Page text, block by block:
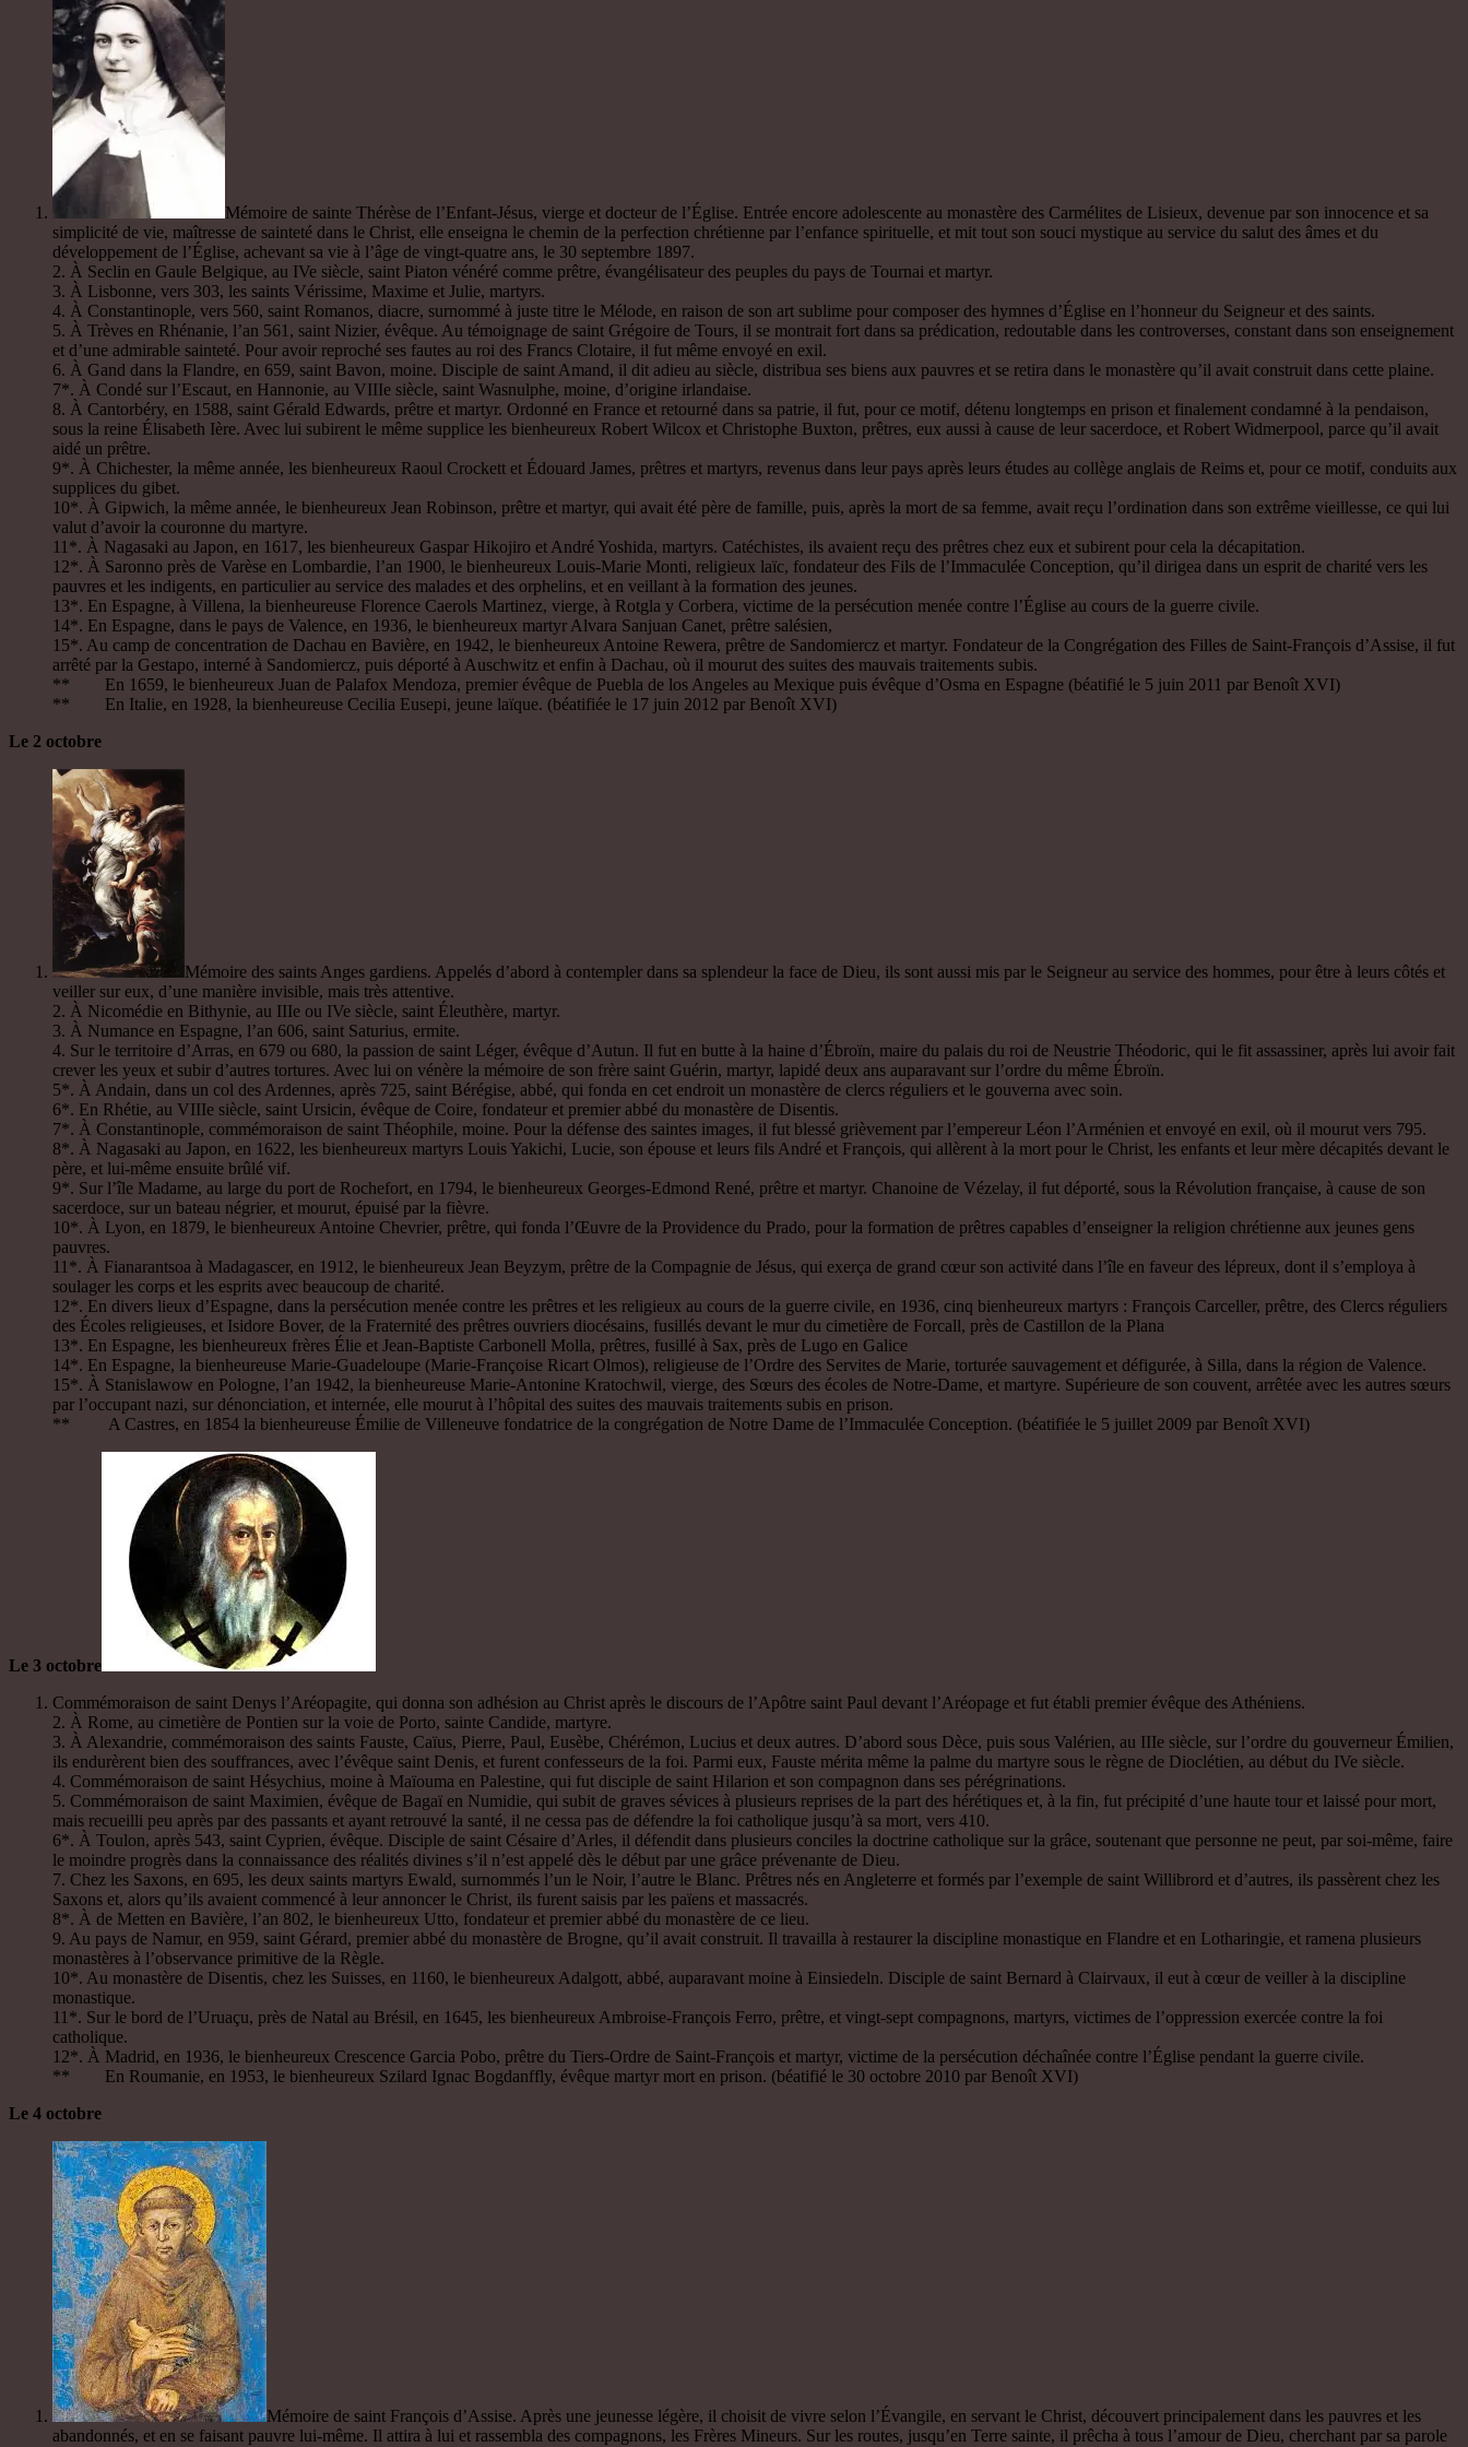
Mémoire de sainte Thérèse de l’Enfant-Jésus, vierge et docteur de l’Église. Entrée encore adolescente au monastère des Carmélites de Lisieux, devenue par son innocence et sa
simplicité de vie, maîtresse de sainteté dans le Christ, elle enseigna le chemin de la perfection chrétienne par l’enfance spirituelle, et mit tout son souci mystique au service du salut des âmes et du
développement de l’Église, achevant sa vie à l’âge de vingt-quatre ans, le 30 septembre 1897.
2. À Seclin en Gaule Belgique, au IVe siècle, saint Piaton vénéré comme prêtre, évangélisateur des peuples du pays de Tournai et martyr.
3. À Lisbonne, vers 303, les saints Vérissime, Maxime et Julie, martyrs.
4. À Constantinople, vers 560, saint Romanos, diacre, surnommé à juste titre le Mélode, en raison de son art sublime pour composer des hymnes d’Église en l’honneur du Seigneur et des saints.
5. À Trèves en Rhénanie, l’an 561, saint Nizier, évêque. Au témoignage de saint Grégoire de Tours, il se montrait fort dans sa prédication, redoutable dans les controverses, constant dans son enseignement
et d’une admirable sainteté. Pour avoir reproché ses fautes au roi des Francs Clotaire, il fut même envoyé en exil.
6. À Gand dans la Flandre, en 659, saint Bavon, moine. Disciple de saint Amand, il dit adieu au siècle, distribua ses biens aux pauvres et se retira dans le monastère qu’il avait construit dans cette plaine.
7*. À Condé sur l’Escaut, en Hannonie, au VIIIe siècle, saint Wasnulphe, moine, d’origine irlandaise.
8. À Cantorbéry, en 1588, saint Gérald Edwards, prêtre et martyr. Ordonné en France et retourné dans sa patrie, il fut, pour ce motif, détenu longtemps en prison et finalement condamné à la pendaison,
sous la reine Élisabeth Ière. Avec lui subirent le même supplice les bienheureux Robert Wilcox et Christophe Buxton, prêtres, eux aussi à cause de leur sacerdoce, et Robert Widmerpool, parce qu’il avait
aidé un prêtre.
9*. À Chichester, la même année, les bienheureux Raoul Crockett et Édouard James, prêtres et martyrs, revenus dans leur pays après leurs études au collège anglais de Reims et, pour ce motif, conduits aux
supplices du gibet.
10*. À Gipwich, la même année, le bienheureux Jean Robinson, prêtre et martyr, qui avait été père de famille, puis, après la mort de sa femme, avait reçu l’ordination dans son extrême vieillesse, ce qui lui
valut d’avoir la couronne du martyre.
11*. À Nagasaki au Japon, en 1617, les bienheureux Gaspar Hikojiro et André Yoshida, martyrs. Catéchistes, ils avaient reçu des prêtres chez eux et subirent pour cela la décapitation.
12*. À Saronno près de Varèse en Lombardie, l’an 1900, le bienheureux Louis-Marie Monti, religieux laïc, fondateur des Fils de l’Immaculée Conception, qu’il dirigea dans un esprit de charité vers les
pauvres et les indigents, en particulier au service des malades et des orphelins, et en veillant à la formation des jeunes.
13*. En Espagne, à Villena, la bienheureuse Florence Caerols Martinez, vierge, à Rotgla y Corbera, victime de la persécution menée contre l’Église au cours de la guerre civile.
14*. En Espagne, dans le pays de Valence, en 1936, le bienheureux martyr Alvara Sanjuan Canet, prêtre salésien,
15*. Au camp de concentration de Dachau en Bavière, en 1942, le bienheureux Antoine Rewera, prêtre de Sandomiercz et martyr. Fondateur de la Congrégation des Filles de Saint-François d’Assise, il fut
arrêté par la Gestapo, interné à Sandomiercz, puis déporté à Auschwitz et enfin à Dachau, où il mourut des suites des mauvais traitements subis.
** En 1659, le bienheureux Juan de Palafox Mendoza, premier évêque de Puebla de los Angeles au Mexique puis évêque d’Osma en Espagne (béatifié le 5 juin 2011 par Benoît XVI)
** En Italie, en 1928, la bienheureuse Cecilia Eusepi, jeune laïque. (béatifiée le 17 juin 2012 par Benoît XVI)
Le 2 octobre
Mémoire des saints Anges gardiens. Appelés d’abord à contempler dans sa splendeur la face de Dieu, ils sont aussi mis par le Seigneur au service des hommes, pour être à leurs côtés et
veiller sur eux, d’une manière invisible, mais très attentive.
2. À Nicomédie en Bithynie, au IIIe ou IVe siècle, saint Éleuthère, martyr.
3. À Numance en Espagne, l’an 606, saint Saturius, ermite.
4. Sur le territoire d’Arras, en 679 ou 680, la passion de saint Léger, évêque d’Autun. Il fut en butte à la haine d’Ébroïn, maire du palais du roi de Neustrie Théodoric, qui le fit assassiner, après lui avoir fait
crever les yeux et subir d’autres tortures. Avec lui on vénère la mémoire de son frère saint Guérin, martyr, lapidé deux ans auparavant sur l’ordre du même Ébroïn.
5*. À Andain, dans un col des Ardennes, après 725, saint Bérégise, abbé, qui fonda en cet endroit un monastère de clercs réguliers et le gouverna avec soin.
6*. En Rhétie, au VIIIe siècle, saint Ursicin, évêque de Coire, fondateur et premier abbé du monastère de Disentis.
7*. À Constantinople, commémoraison de saint Théophile, moine. Pour la défense des saintes images, il fut blessé grièvement par l’empereur Léon l’Arménien et envoyé en exil, où il mourut vers 795.
8*. À Nagasaki au Japon, en 1622, les bienheureux martyrs Louis Yakichi, Lucie, son épouse et leurs fils André et François, qui allèrent à la mort pour le Christ, les enfants et leur mère décapités devant le
père, et lui-même ensuite brûlé vif.
9*. Sur l’île Madame, au large du port de Rochefort, en 1794, le bienheureux Georges-Edmond René, prêtre et martyr. Chanoine de Vézelay, il fut déporté, sous la Révolution française, à cause de son
sacerdoce, sur un bateau négrier, et mourut, épuisé par la fièvre.
10*. À Lyon, en 1879, le bienheureux Antoine Chevrier, prêtre, qui fonda l’Œuvre de la Providence du Prado, pour la formation de prêtres capables d’enseigner la religion chrétienne aux jeunes gens
pauvres.
11*. À Fianarantsoa à Madagascer, en 1912, le bienheureux Jean Beyzym, prêtre de la Compagnie de Jésus, qui exerça de grand cœur son activité dans l’île en faveur des lépreux, dont il s’employa à
soulager les corps et les esprits avec beaucoup de charité.
12*. En divers lieux d’Espagne, dans la persécution menée contre les prêtres et les religieux au cours de la guerre civile, en 1936, cinq bienheureux martyrs : François Carceller, prêtre, des Clercs réguliers
des Écoles religieuses, et Isidore Bover, de la Fraternité des prêtres ouvriers diocésains, fusillés devant le mur du cimetière de Forcall, près de Castillon de la Plana
13*. En Espagne, les bienheureux frères Élie et Jean-Baptiste Carbonell Molla, prêtres, fusillé à Sax, près de Lugo en Galice
14*. En Espagne, la bienheureuse Marie-Guadeloupe (Marie-Françoise Ricart Olmos), religieuse de l’Ordre des Servites de Marie, torturée sauvagement et défigurée, à Silla, dans la région de Valence.
15*. À Stanislawow en Pologne, l’an 1942, la bienheureuse Marie-Antonine Kratochwil, vierge, des Sœurs des écoles de Notre-Dame, et martyre. Supérieure de son couvent, arrêtée avec les autres sœurs
par l’occupant nazi, sur dénonciation, et internée, elle mourut à l’hôpital des suites des mauvais traitements subis en prison.
** A Castres, en 1854 la bienheureuse Émilie de Villeneuve fondatrice de la congrégation de Notre Dame de l’Immaculée Conception. (béatifiée le 5 juillet 2009 par Benoît XVI)
Le 3 octobre
Commémoraison de saint Denys l’Aréopagite, qui donna son adhésion au Christ après le discours de l’Apôtre saint Paul devant l’Aréopage et fut établi premier évêque des Athéniens.
2. À Rome, au cimetière de Pontien sur la voie de Porto, sainte Candide, martyre.
3. À Alexandrie, commémoraison des saints Fauste, Caïus, Pierre, Paul, Eusèbe, Chérémon, Lucius et deux autres. D’abord sous Dèce, puis sous Valérien, au IIIe siècle, sur l’ordre du gouverneur Émilien,
ils endurèrent bien des souffrances, avec l’évêque saint Denis, et furent confesseurs de la foi. Parmi eux, Fauste mérita même la palme du martyre sous le règne de Dioclétien, au début du IVe siècle.
4. Commémoraison de saint Hésychius, moine à Maïouma en Palestine, qui fut disciple de saint Hilarion et son compagnon dans ses pérégrinations.
5. Commémoraison de saint Maximien, évêque de Bagaï en Numidie, qui subit de graves sévices à plusieurs reprises de la part des hérétiques et, à la fin, fut précipité d’une haute tour et laissé pour mort,
mais recueilli peu après par des passants et ayant retrouvé la santé, il ne cessa pas de défendre la foi catholique jusqu’à sa mort, vers 410.
6*. À Toulon, après 543, saint Cyprien, évêque. Disciple de saint Césaire d’Arles, il défendit dans plusieurs conciles la doctrine catholique sur la grâce, soutenant que personne ne peut, par soi-même, faire
le moindre progrès dans la connaissance des réalités divines s’il n’est appelé dès le début par une grâce prévenante de Dieu.
7. Chez les Saxons, en 695, les deux saints martyrs Ewald, surnommés l’un le Noir, l’autre le Blanc. Prêtres nés en Angleterre et formés par l’exemple de saint Willibrord et d’autres, ils passèrent chez les
Saxons et, alors qu’ils avaient commencé à leur annoncer le Christ, ils furent saisis par les païens et massacrés.
8*. À de Metten en Bavière, l’an 802, le bienheureux Utto, fondateur et premier abbé du monastère de ce lieu.
9. Au pays de Namur, en 959, saint Gérard, premier abbé du monastère de Brogne, qu’il avait construit. Il travailla à restaurer la discipline monastique en Flandre et en Lotharingie, et ramena plusieurs
monastères à l’observance primitive de la Règle.
10*. Au monastère de Disentis, chez les Suisses, en 1160, le bienheureux Adalgott, abbé, auparavant moine à Einsiedeln. Disciple de saint Bernard à Clairvaux, il eut à cœur de veiller à la discipline
monastique.
11*. Sur le bord de l’Uruaçu, près de Natal au Brésil, en 1645, les bienheureux Ambroise-François Ferro, prêtre, et vingt-sept compagnons, martyrs, victimes de l’oppression exercée contre la foi
catholique.
12*. À Madrid, en 1936, le bienheureux Crescence Garcia Pobo, prêtre du Tiers-Ordre de Saint-François et martyr, victime de la persécution déchaînée contre l’Église pendant la guerre civile.
** En Roumanie, en 1953, le bienheureux Szilard Ignac Bogdanffly, évêque martyr mort en prison. (béatifié le 30 octobre 2010 par Benoît XVI)
Le 4 octobre
Mémoire de saint François d’Assise. Après une jeunesse légère, il choisit de vivre selon l’Évangile, en servant le Christ, découvert principalement dans les pauvres et les
abandonnés, et en se faisant pauvre lui-même. Il attira à lui et rassembla des compagnons, les Frères Mineurs. Sur les routes, jusqu’en Terre sainte, il prêcha à tous l’amour de Dieu, cherchant par sa parole